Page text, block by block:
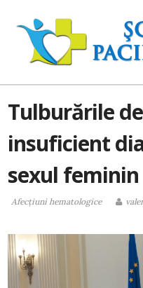
Tulburările
insuficient
sexul feminin
Afecțiuni hematologice